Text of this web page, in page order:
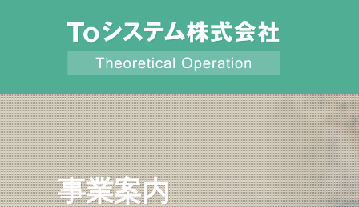
事業案内